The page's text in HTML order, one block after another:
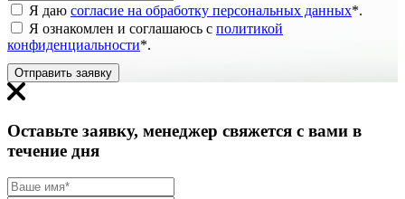
Я даю согласие на обработку персональных данных*.
Я ознакомлен и соглашаюсь с политикой
конфиденциальности*.
Отправить заявку
Оставьте заявку, менеджер свяжется с вами в
течение дня